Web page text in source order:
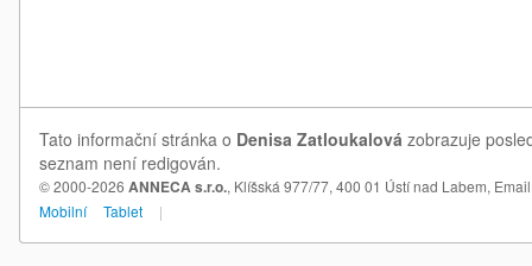
Tato informační stránka o Denisa Zatloukalová zobrazuje
seznam není redigován.
© 2000-2026 ANNECA s.r.o., Klíšská 977/77, 400 01 Ústí nad Labem,
Mobilní
Tablet |